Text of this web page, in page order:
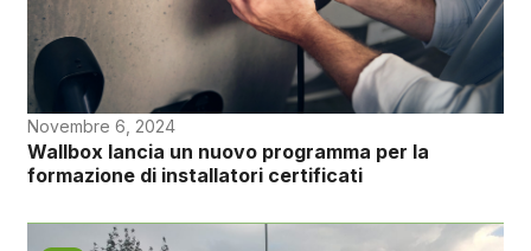
Novembre 6, 2024
Wallbox lancia un nuovo programma per la
formazione di installatori certificati